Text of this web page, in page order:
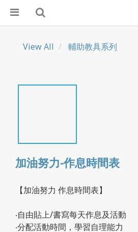
View All 輔助教具系列
加油努力-作息時間表
【加油努力 作息時間表】
‧自由貼上/書寫每天作息及活動
‧分配活動時間，學習自理能力